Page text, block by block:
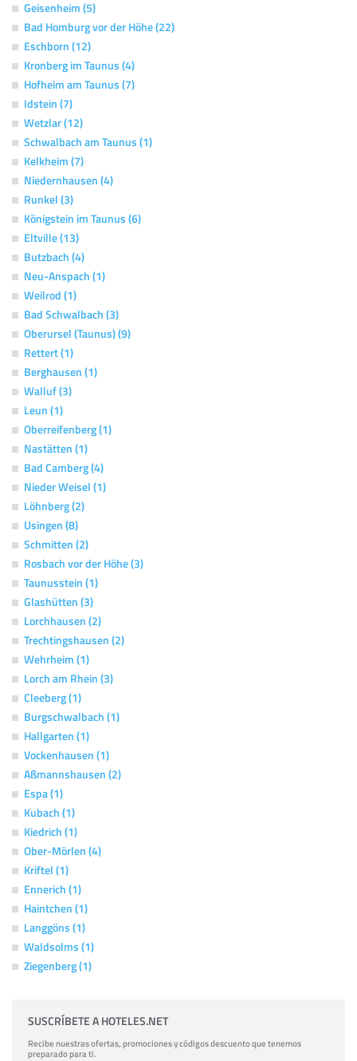
Geisenheim (5)
Bad Homburg vor der Höhe (22)
Eschborn (12)
Kronberg im Taunus (4)
Hofheim am Taunus (7)
Idstein (7)
Wetzlar (12)
Schwalbach am Taunus (1)
Kelkheim (7)
Niedernhausen (4)
Runkel (3)
Königstein im Taunus (6)
Eltville (13)
Butzbach (4)
Neu-Anspach (1)
Weilrod (1)
Bad Schwalbach (3)
Oberursel (Taunus) (9)
Rettert (1)
Berghausen (1)
Walluf (3)
Leun (1)
Oberreifenberg (1)
Nastätten (1)
Bad Camberg (4)
Nieder Weisel (1)
Löhnberg (2)
Usingen (8)
Schmitten (2)
Rosbach vor der Höhe (3)
Taunusstein (1)
Glashütten (3)
Lorchhausen (2)
Trechtingshausen (2)
Wehrheim (1)
Lorch am Rhein (3)
Cleeberg (1)
Burgschwalbach (1)
Hallgarten (1)
Vockenhausen (1)
Aßmannshausen (2)
Espa (1)
Kubach (1)
Kiedrich (1)
Ober-Mörlen (4)
Kriftel (1)
Ennerich (1)
Haintchen (1)
Langgöns (1)
Waldsolms (1)
Ziegenberg (1)
SUSCRÍBETE A HOTELES.NET
Recibe nuestras ofertas, promociones y códigos descuento que tenemos
preparado para ti.